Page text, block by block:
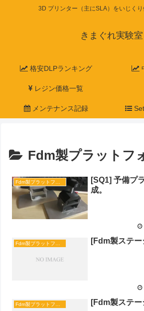
3D プリンター（主にSLA）をいじくり
きまぐれ実験室
格安DLPランキング
レジン価格一覧
メンテナンス記録
Fdm製プラットフ
[SQ1] 予備プ
成。
[Fdm製ステ
Fdm製プラットフォーム [完成] [Fdm製ステ